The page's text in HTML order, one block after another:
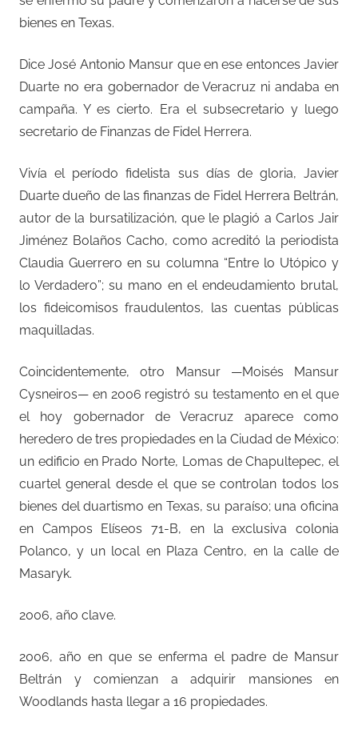
bienes en Texas.
Dice José Antonio Mansur que en ese entonces Javier
Duarte no era gobernador de Veracruz ni andaba en
campaña. Y es cierto. Era el subsecretario y luego
secretario de Finanzas de Fidel Herrera.
Vivía el período fidelista sus días de gloria, Javier
Duarte dueño de las finanzas de Fidel Herrera Beltrán,
autor de la bursatilización, que le plagió a Carlos Jair
Jiménez Bolaños Cacho, como acreditó la periodista
Claudia Guerrero en su columna “Entre lo Utópico y
lo Verdadero”; su mano en el endeudamiento brutal,
los fideicomisos fraudulentos, las cuentas públicas
maquilladas.
Coincidentemente, otro Mansur —Moisés Mansur
Cysneiros— en 2006 registró su testamento en el que
el hoy gobernador de Veracruz aparece como
heredero de tres propiedades en la Ciudad de México:
un edificio en Prado Norte, Lomas de Chapultepec, el
cuartel general desde el que se controlan todos los
bienes del duartismo en Texas, su paraíso; una oficina
en Campos Elíseos 71-B, en la exclusiva colonia
Polanco, y un local en Plaza Centro, en la calle de
Masaryk.
2006, año clave.
2006, año en que se enferma el padre de Mansur
Beltrán y comienzan a adquirir mansiones en
Woodlands hasta llegar a 16 propiedades.